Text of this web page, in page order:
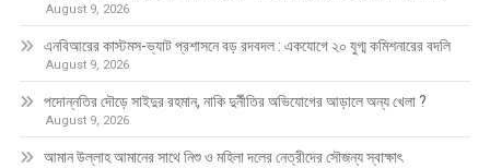
August 9, 2026
এনবিআরের কাস্টমস-ভ্যাট প্রশাসনে বড় রদবদল : একযোগে ২০ যুগ্ম কমিশনারের বদলি
August 9, 2026
পদোন্নতির দৌড়ে সাইদুর রহমান, নাকি দুর্নীতির অভিযোগের আড়ালে অন্য খেলা ?
August 9, 2026
আমান উল্লাহ আমানের সাথে নিশু ও মহিলা দলের নেত্রীদের সৌজন্য স্বাক্ষাৎ